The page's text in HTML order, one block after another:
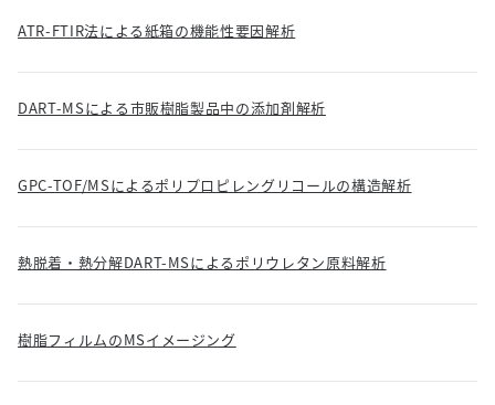
ATR-FTIR法による紙箱の機能性要因解析
DART-MSによる市販樹脂製品中の添加剤解析
GPC-TOF/MSによるポリプロピレングリコールの構造解析
熱脱着・熱分解DART-MSによるポリウレタン原料解析
樹脂フィルムのMSイメージング